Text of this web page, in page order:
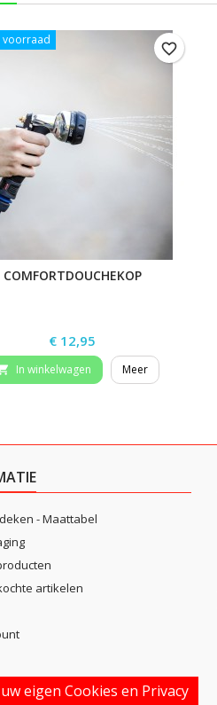
voorraad
COMFORTDOUCHEKOP
Prijs
€ 12,95
In winkelwagen Meer
favorite_border
- Maattabel
artikelen
eigen Cookies en Privacy